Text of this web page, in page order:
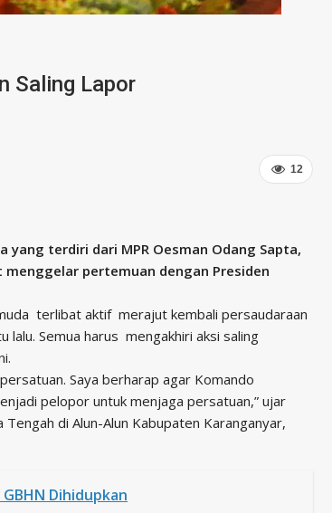
Saling Lapor
12
yang terdiri dari MPR Oesman Odang Sapta,
menggelar pertemuan dengan Presiden
terlibat aktif merajut kembali persaudaraan
Semua harus mengakhiri aksi saling
Saya berharap agar Komando
pelopor untuk menjaga persatuan,” ujar
di Alun-Alun Kabupaten Karanganyar,
Dihidupkan